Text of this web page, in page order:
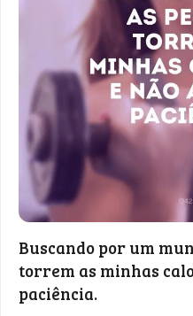
Buscando por um
torrem as minhas
paciência.